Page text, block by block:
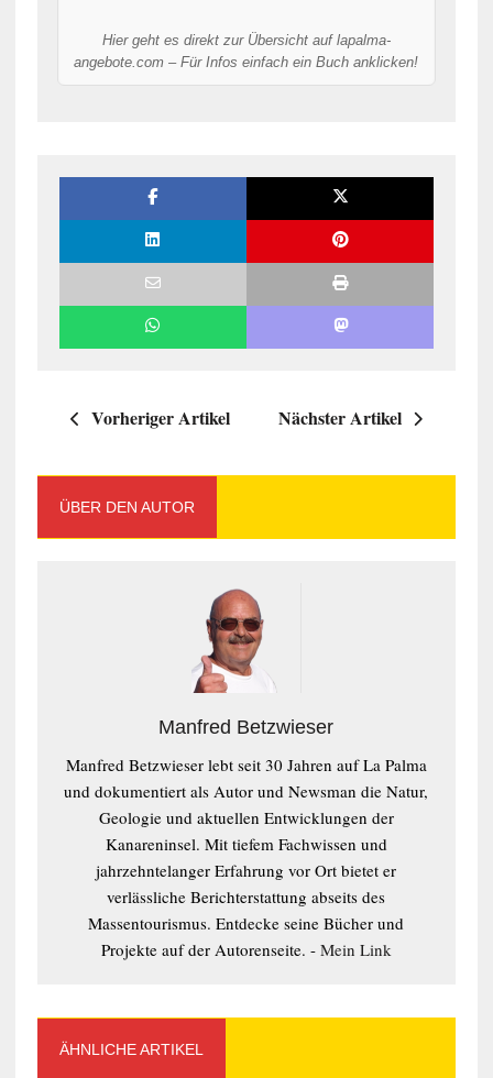
Hier geht es direkt zur Übersicht auf lapalma-
angebote.com – Für Infos einfach ein Buch anklicken!
Vorheriger Artikel Nächster Artikel
ÜBER DEN AUTOR
Manfred Betzwieser
Manfred Betzwieser lebt seit 30 Jahren auf La Palma
und dokumentiert als Autor und Newsman die Natur,
Geologie und aktuellen Entwicklungen der
Kanareninsel. Mit tiefem Fachwissen und
jahrzehntelanger Erfahrung vor Ort bietet er
verlässliche Berichterstattung abseits des
Massentourismus. Entdecke seine Bücher und
Projekte auf der Autorenseite. - Mein Link
ÄHNLICHE ARTIKEL